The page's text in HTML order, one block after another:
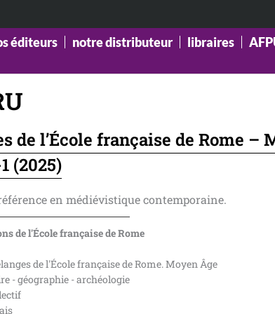
éditeurs notre distributeur libraires
de l’École française de Rome –
(2025)
en médiévistique contemporaine.
de l'École française de Rome
de l'École française de Rome. Moyen Âge
- géographie - archéologie